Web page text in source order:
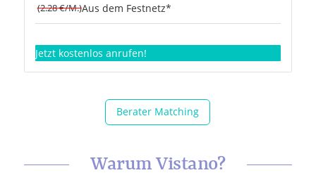
(2.28 €/M.)Aus dem Festnetz*
Jetzt kostenlos anrufen!
Berater Matching
Warum Vistano?